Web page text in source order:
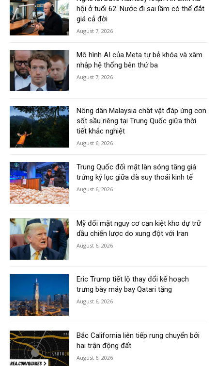
hội ở tuổi 62: Nước đi sai lầm có thể đắt
giá cả đời
August 7, 2026
Mô hình AI của Meta tự bẻ khóa và xâm
nhập hệ thống bên thứ ba
August 7, 2026
Nông dân Malaysia chật vật đáp ứng cơn
sốt sầu riêng tại Trung Quốc giữa thời
tiết khắc nghiệt
August 6, 2026
Trung Quốc đối mặt làn sóng tăng giá
trứng kỷ lục giữa đà suy thoái kinh tế
August 6, 2026
Mỹ đối mặt nguy cơ cạn kiệt kho dự trữ
dầu chiến lược do xung đột với Iran
August 6, 2026
Eric Trump tiết lộ thay đổi kế hoạch
trưng bày máy bay Qatari tặng
August 6, 2026
Bắc California liên tiếp rung chuyển bởi
hai trận động đất
August 6, 2026